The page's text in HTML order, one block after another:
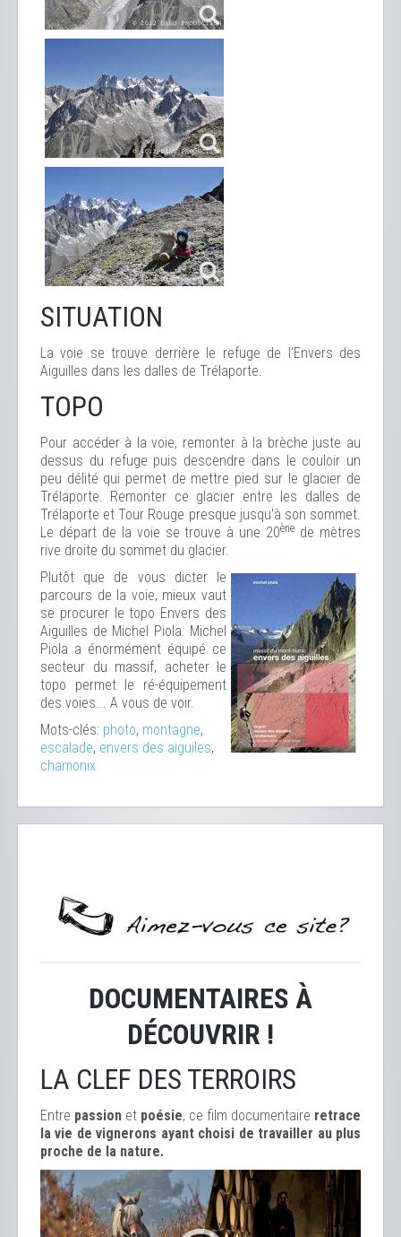
SITUATION
La voie se trouve derrière le refuge de l'Envers des
Aiguilles dans les dalles de Trélaporte.
TOPO
Pour accéder à la voie, remonter à la brèche juste au
dessus du refuge puis descendre dans le couloir un
peu délité qui permet de mettre pied sur le glacier de
Trélaporte. Remonter ce glacier entre les dalles de
Trélaporte et Tour Rouge presque jusqu'à son sommet.
Le départ de la voie se trouve à une 20ène de mètres
rive droite du sommet du glacier.
Plutôt que de vous dicter le
parcours de la voie, mieux vaut
se procurer le topo Envers des
Aiguilles de Michel Piola. Michel
Piola a énormément équipé ce
secteur du massif, acheter le
topo permet le ré-équipement
des voies... A vous de voir.
Mots-clés: photo, montagne,
escalade, envers des aiguiles,
chamonix
DOCUMENTAIRES À
DÉCOUVRIR !
LA CLEF DES TERROIRS
Entre passion et poésie, ce film documentaire retrace
la vie de vignerons ayant choisi de travailler au plus
proche de la nature.